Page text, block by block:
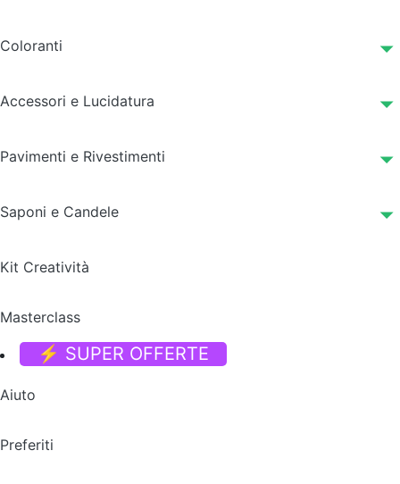
Coloranti
Accessori e Lucidatura
Pavimenti e Rivestimenti
Saponi e Candele
Kit Creatività
Masterclass
⚡ SUPER OFFERTE
Aiuto
Preferiti